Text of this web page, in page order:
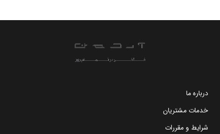
درباره ما
خدمات مشتریان
شرایط و مقررات